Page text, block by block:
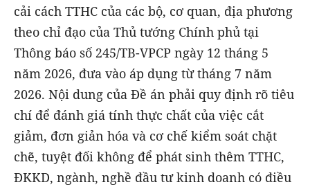
cải cách TTHC của các bộ, cơ quan, địa phương
theo chỉ đạo của Thủ tướng Chính phủ tại
Thông báo số 245/TB-VPCP ngày 12 tháng 5
năm 2026, đưa vào áp dụng từ tháng 7 năm
2026. Nội dung của Đề án phải quy định rõ tiêu
chí để đánh giá tính thực chất của việc cắt
giảm, đơn giản hóa và cơ chế kiểm soát chặt
chẽ, tuyệt đối không để phát sinh thêm TTHC,
ĐKKD, ngành, nghề đầu tư kinh doanh có điều